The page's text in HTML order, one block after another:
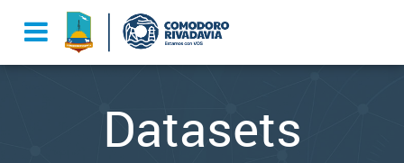
Datasets